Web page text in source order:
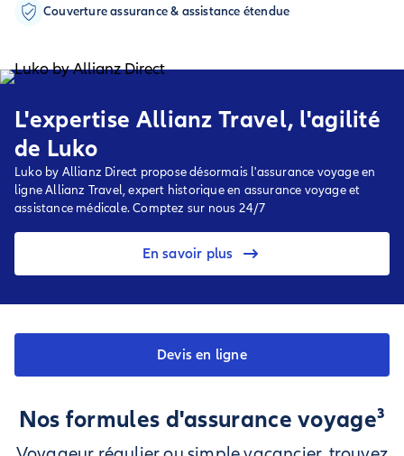
Couverture assurance & assistance étendue
L'expertise Allianz Travel, l'agilité
de Luko
Luko by Allianz Direct propose désormais l'assurance voyage en
ligne Allianz Travel, expert historique en assurance voyage et
assistance médicale. Comptez sur nous 24/7
En savoir plus
Devis en ligne
Nos formules d'assurance voyage³